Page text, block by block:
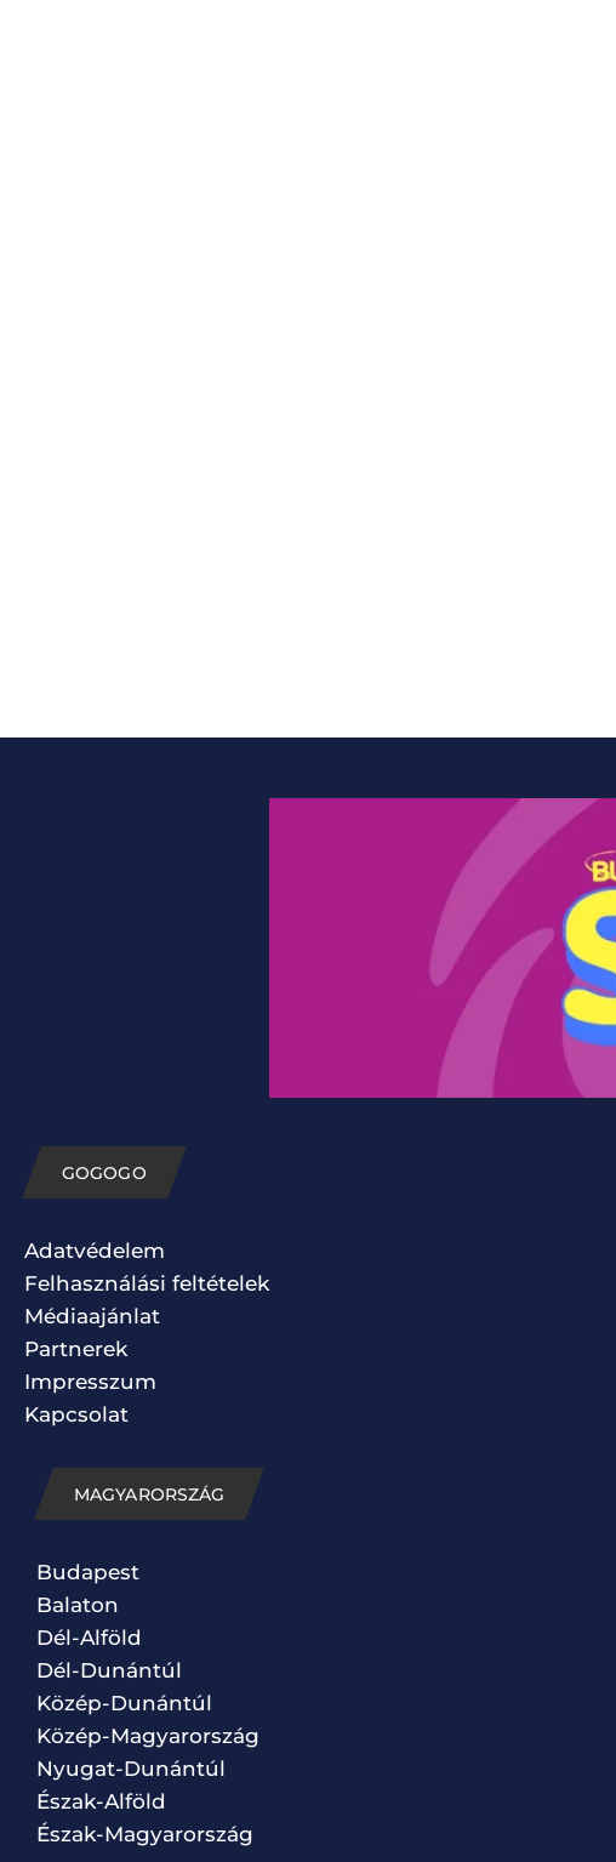
GOGOGO
Adatvédelem
Felhasználási feltételek
Médiaajánlat
Partnerek
Impresszum
Kapcsolat
MAGYARORSZÁG
Budapest
Balaton
Dél-Alföld
Dél-Dunántúl
Közép-Dunántúl
Közép-Magyarország
Nyugat-Dunántúl
Észak-Alföld
Észak-Magyarország